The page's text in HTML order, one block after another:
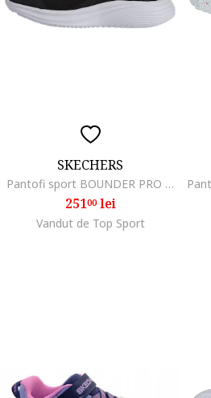
SKECHERS
Pantofi sport BOUNDER PRO - SLIP-INS 404208LBLK
25100lei
Vandut de Top Sport